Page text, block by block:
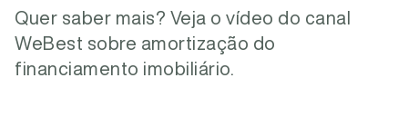
Quer saber mais? Veja o vídeo do canal
WeBest sobre amortização do
financiamento imobiliário.